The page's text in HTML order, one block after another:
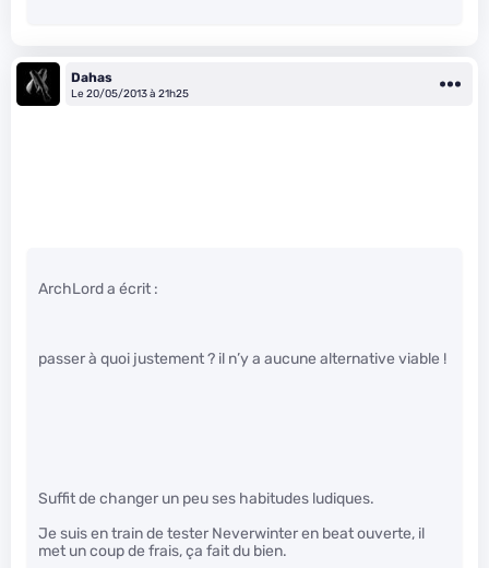
Dahas
Le 20/05/2013 à 21h25
ArchLord a écrit :
passer à quoi justement ? il n’y a aucune alternative viable !
Suffit de changer un peu ses habitudes ludiques.
Je suis en train de tester Neverwinter en beat ouverte, il
met un coup de frais, ça fait du bien.